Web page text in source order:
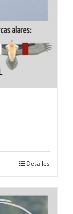
Detalles